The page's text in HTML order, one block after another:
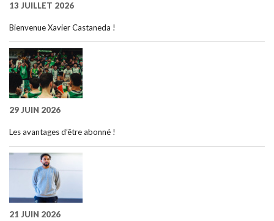
13 JUILLET 2026
Bienvenue Xavier Castaneda !
29 JUIN 2026
Les avantages d’être abonné !
21 JUIN 2026